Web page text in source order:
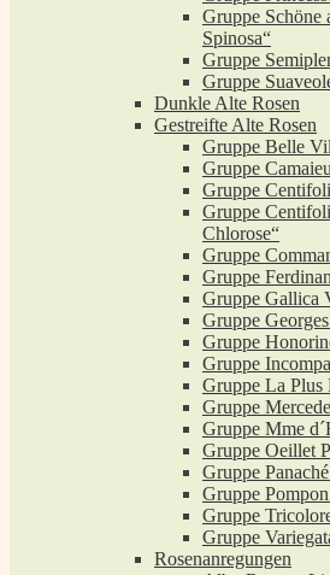
Gruppe Schöne
Spinosa“
Gruppe
Gruppe
Dunkle Alte Rosen
Gestreifte Alte Rosen
Gruppe Belle
Gruppe
Gruppe
Gruppe
Chlorose“
Gruppe
Gruppe
Gruppe Gallica
Gruppe
Gruppe
Gruppe
Gruppe La Plus
Gruppe
Gruppe Mme
Gruppe Oeillet
Gruppe
Gruppe
Gruppe
Gruppe
Rosenanregungen